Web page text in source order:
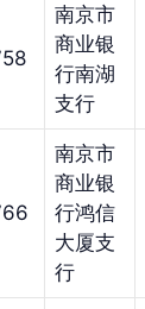
南京市
商业银
行南湖
支行
南京市
商业银
行鸿信
大厦支
行